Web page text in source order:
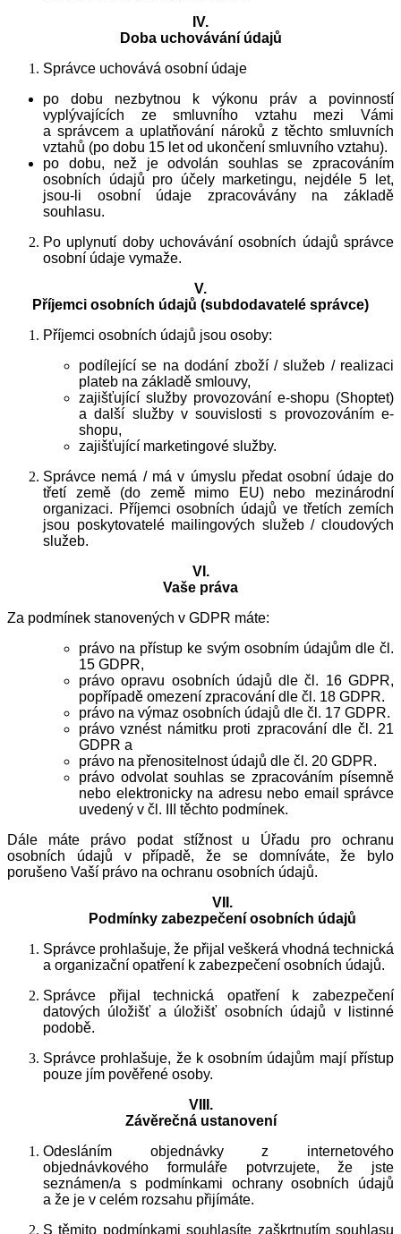
IV.
Doba uchovávání údajů
Správce uchovává osobní údaje
po dobu nezbytnou k výkonu práv a povinností
vyplývajících ze smluvního vztahu mezi Vámi
a správcem a uplatňování nároků z těchto smluvních
vztahů (po dobu 15 let od ukončení smluvního vztahu).
po dobu, než je odvolán souhlas se zpracováním
osobních údajů pro účely marketingu, nejdéle 5 let,
jsou-li osobní údaje zpracovávány na základě
souhlasu.
Po uplynutí doby uchovávání osobních údajů správce
osobní údaje vymaže.
V.
Příjemci osobních údajů (subdodavatelé správce)
Příjemci osobních údajů jsou osoby:
podílející se na dodání zboží / služeb / realizaci
plateb na základě smlouvy,
zajišťující služby provozování e-shopu (Shoptet)
a další služby v souvislosti s provozováním e-
shopu,
zajišťující marketingové služby.
Správce nemá / má v úmyslu předat osobní údaje do
třetí země (do země mimo EU) nebo mezinárodní
organizaci. Příjemci osobních údajů ve třetích zemích
jsou poskytovatelé mailingových služeb / cloudových
služeb.
VI.
Vaše práva
Za podmínek stanovených v GDPR máte:
právo na přístup ke svým osobním údajům dle čl.
15 GDPR,
právo opravu osobních údajů dle čl. 16 GDPR,
popřípadě omezení zpracování dle čl. 18 GDPR.
právo na výmaz osobních údajů dle čl. 17 GDPR.
právo vznést námitku proti zpracování dle čl. 21
GDPR a
právo na přenositelnost údajů dle čl. 20 GDPR.
právo odvolat souhlas se zpracováním písemně
nebo elektronicky na adresu nebo email správce
uvedený v čl. III těchto podmínek.
Dále máte právo podat stížnost u Úřadu pro ochranu
osobních údajů v případě, že se domníváte, že bylo
porušeno Vaší právo na ochranu osobních údajů.
VII.
Podmínky zabezpečení osobních údajů
Správce prohlašuje, že přijal veškerá vhodná technická
a organizační opatření k zabezpečení osobních údajů.
Správce přijal technická opatření k zabezpečení
datových úložišť a úložišť osobních údajů v listinné
podobě.
Správce prohlašuje, že k osobním údajům mají přístup
pouze jím pověřené osoby.
VIII.
Závěrečná ustanovení
Odesláním objednávky z internetového
objednávkového formuláře potvrzujete, že jste
seznámen/a s podmínkami ochrany osobních údajů
a že je v celém rozsahu přijímáte.
S těmito podmínkami souhlasíte zaškrtnutím souhlasu